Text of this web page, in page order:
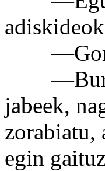
—Gora!
jabeek,
zorabiatu,
egin